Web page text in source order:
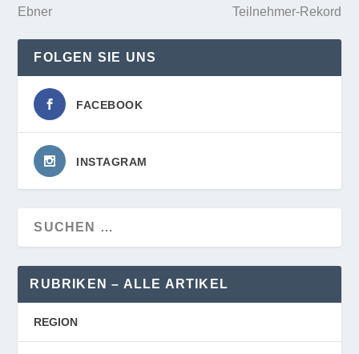
Ebner
Teilnehmer-Rekord
FOLGEN SIE UNS
FACEBOOK
INSTAGRAM
RUBRIKEN – ALLE ARTIKEL
REGION